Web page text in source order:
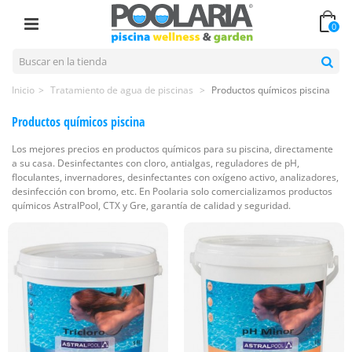
0
Inicio > Tratamiento de agua de piscinas > Productos químicos piscina
Productos químicos piscina
Los mejores precios en productos químicos para su piscina, directamente
a su casa. Desinfectantes con cloro, antialgas, reguladores de pH,
floculantes, invernadores, desinfectantes con oxígeno activo, analizadores,
desinfección con bromo, etc. En Poolaria solo comercializamos productos
químicos AstralPool, CTX y Gre, garantía de calidad y seguridad.